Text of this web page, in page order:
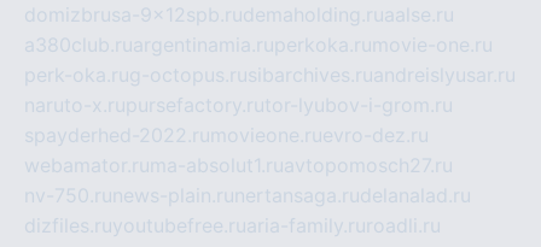
domizbrusa-9x12spb.rudemaholding.ruaalse.ru
a380club.ruargentinamia.ruperkoka.ru movie-one.ru
perk-oka.rug-octopus.rusibarchives.ruandreislyusar.ru
naruto-x.rupursefactory.rutor-lyubov-i-grom.ru
spayderhed-2022.ru movieone.ruevro-dez.ru
webamator.ru ma-absolut1.ruavtopomosch27.ru
nv-750.ru news-plain.ru nertansaga.rudelanalad.ru
dizfiles.ruyoutubefree.ruaria-family.ru roadli.ru